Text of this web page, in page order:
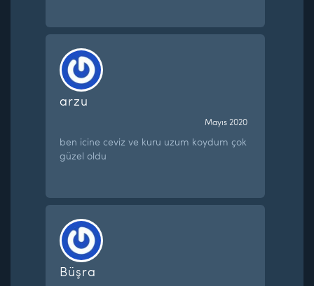
arzu
Mayıs 2020
ben icine ceviz ve kuru uzum koydum çok
güzel oldu
Büşra